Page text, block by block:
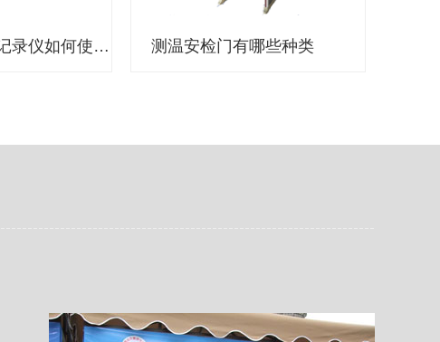
公安机关执法记录仪如何使用？ 测温安检门有哪些种类